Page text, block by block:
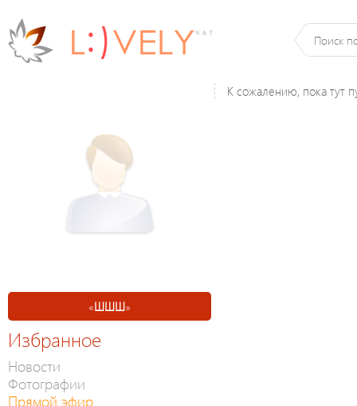
«ШШШ»
Избранное
Новости
Фотографии
Прямой эфир
К сожалению, пока тут